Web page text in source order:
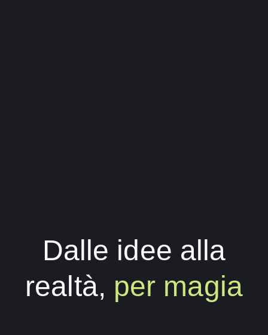
Dalle idee alla
realtà, per magia